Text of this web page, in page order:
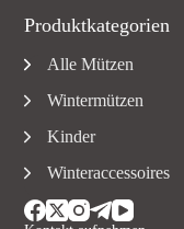
Produktkategorien
Alle Mützen
Wintermützen
Kinder
Winteraccessoires